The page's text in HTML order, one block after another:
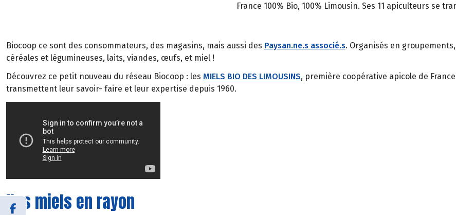
France 100% Bio, 100% Limousin. Ses 11 apiculteurs se
Biocoop ce sont des consommateurs, des magasins, mais aussi des Paysan.ne.s associé.s. Organisés en
céréales et légumineuses, laits, viandes, œufs, et miel !
Découvrez ce petit nouveau du réseau Biocoop : les MIELS BIO DES LIMOUSINS, première coopérative apicole de
transmettent leur savoir- faire et leur expertise depuis 1960.
Nos miels en rayon